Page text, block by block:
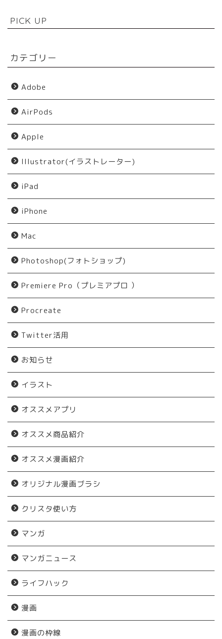
PICK UP
カテゴリー
Adobe
AirPods
Apple
Illustrator(イラストレーター)
iPad
iPhone
Mac
Photoshop(フォトショップ)
Premiere Pro（プレミアプロ ）
Procreate
Twitter活用
お知らせ
イラスト
オススメアプリ
オススメ商品紹介
オススメ漫画紹介
オリジナル漫画ブラシ
クリスタ使い方
マンガ
マンガニュース
ライフハック
漫画
漫画の枠線